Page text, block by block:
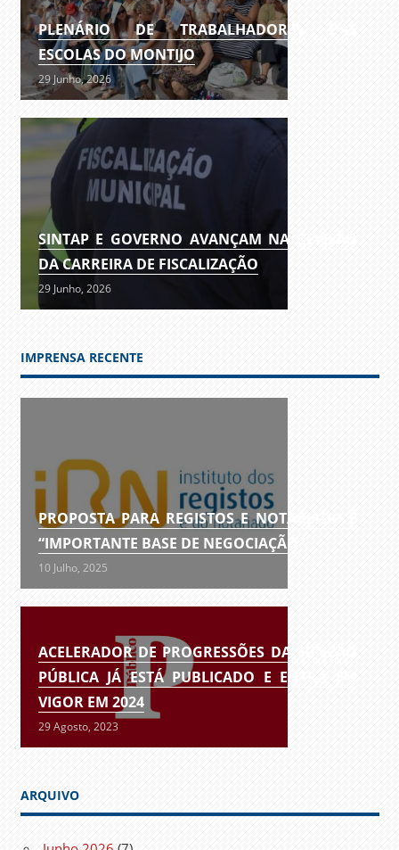
PLENÁRIO DE TRABALHADORES DAS
ESCOLAS DO MONTIJO
29 Junho, 2026
SINTAP E GOVERNO AVANÇAM NA REVISÃO
DA CARREIRA DE FISCALIZAÇÃO
29 Junho, 2026
IMPRENSA RECENTE
PROPOSTA PARA REGISTOS E NOTARIADO É
“IMPORTANTE BASE DE NEGOCIAÇÃO”
10 Julho, 2025
ACELERADOR DE PROGRESSÕES DA FUNÇÃO
PÚBLICA JÁ ESTÁ PUBLICADO E ENTRA EM
VIGOR EM 2024
29 Agosto, 2023
ARQUIVO